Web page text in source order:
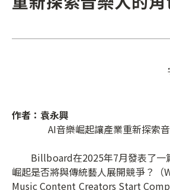
作者：袁永興
AI音樂崛起讓產業重新探索
Billboard在2025年7月發表了一
崛起是否將與傳統藝人展開競爭？（
Music Content Creators Start